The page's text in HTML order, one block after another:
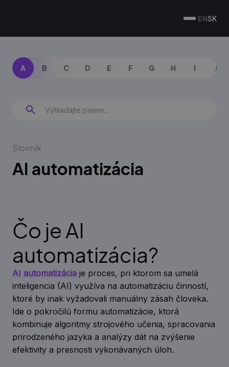
ENSK
A B C D E F G H I J
Slovník
AI automatizácia
Čo je AI
automatizácia?
AI automatizácia je proces, pri ktorom sa umelá
inteligencia (AI) využíva na automatizáciu činností,
ktoré by inak vyžadovali manuálny zásah človeka.
Ide o pokročilú formu automatizácie, ktorá
kombinuje algoritmy strojového učenia, spracovania
prirodzeného jazyka a analýzy dát na zvýšenie
efektivity a presnosti vykonávaných úloh.